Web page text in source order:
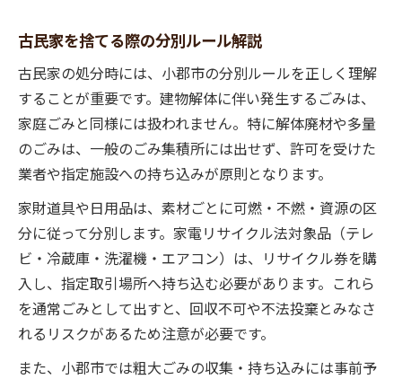
古民家を捨てる際の分別ルール解説
古民家の処分時には、小郡市の分別ルールを正しく理解
することが重要です。建物解体に伴い発生するごみは、
家庭ごみと同様には扱われません。特に解体廃材や多量
のごみは、一般のごみ集積所には出せず、許可を受けた
業者や指定施設への持ち込みが原則となります。
家財道具や日用品は、素材ごとに可燃・不燃・資源の区
分に従って分別します。家電リサイクル法対象品（テレ
ビ・冷蔵庫・洗濯機・エアコン）は、リサイクル券を購
入し、指定取引場所へ持ち込む必要があります。これら
を通常ごみとして出すと、回収不可や不法投棄とみなさ
れるリスクがあるため注意が必要です。
また、小郡市では粗大ごみの収集・持ち込みには事前予